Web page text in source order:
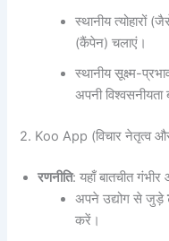
स्थानीय त्योहारों
(कैंपेन) चलाएं।
स्थानीय सूक्ष्म-
अपनी विश्वसनीयता
2. Koo App (विचार नेतृत्व
रणनीति: यहाँ बातचीत
अपने उद्योग से जुड़े
करें।